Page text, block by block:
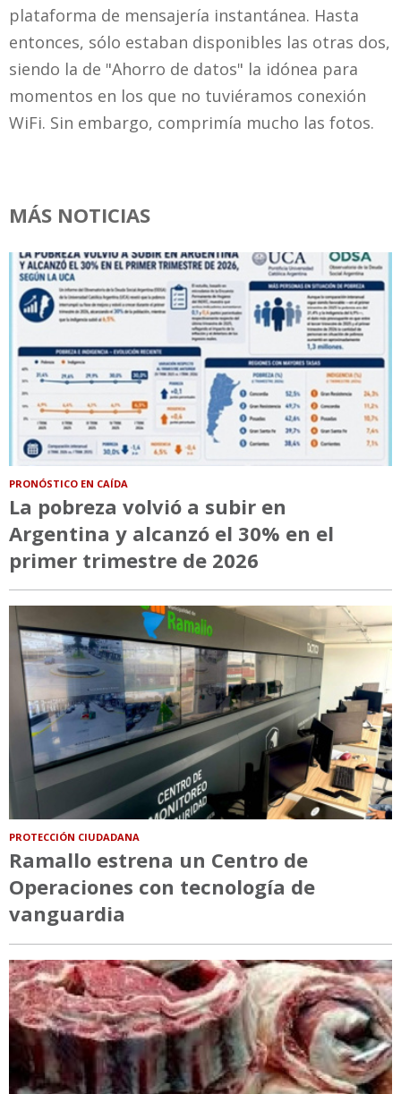
plataforma de mensajería instantánea. Hasta
entonces, sólo estaban disponibles las otras dos,
siendo la de "Ahorro de datos" la idónea para
momentos en los que no tuviéramos conexión
WiFi. Sin embargo, comprimía mucho las fotos.
MÁS NOTICIAS
PRONÓSTICO EN CAÍDA
La pobreza volvió a subir en
Argentina y alcanzó el 30% en el
primer trimestre de 2026
PROTECCIÓN CIUDADANA
Ramallo estrena un Centro de
Operaciones con tecnología de
vanguardia